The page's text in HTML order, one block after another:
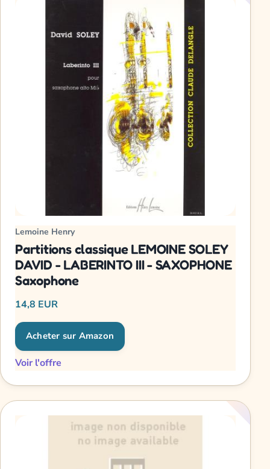
Lemoine Henry
Partitions classique LEMOINE SOLEY
DAVID - LABERINTO III - SAXOPHONE
Saxophone
14,8 EUR
Acheter sur Amazon
Voir l'offre